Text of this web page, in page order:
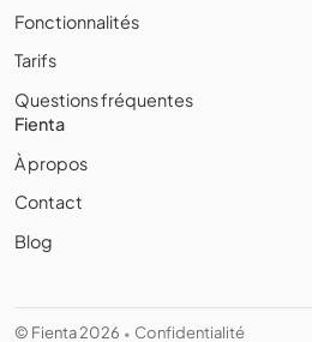
Fonctionnalités
Tarifs
Questions fréquentes
Fienta
À propos
Contact
Blog
© Fienta 2026 • Confidentialité